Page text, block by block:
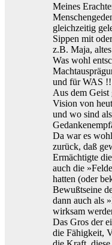
Meines
gleichzeitig
Sippen mit
z.B. Maja,
Was wohl
und für WAS
Aus dem
Vision von
und wo sind
Da war es
zurück, daß
Ermächtigte
auch die
hatten (oder
Bewußtseine
dann auch als
wirksam
Das Gros der
die Fähigkeit,